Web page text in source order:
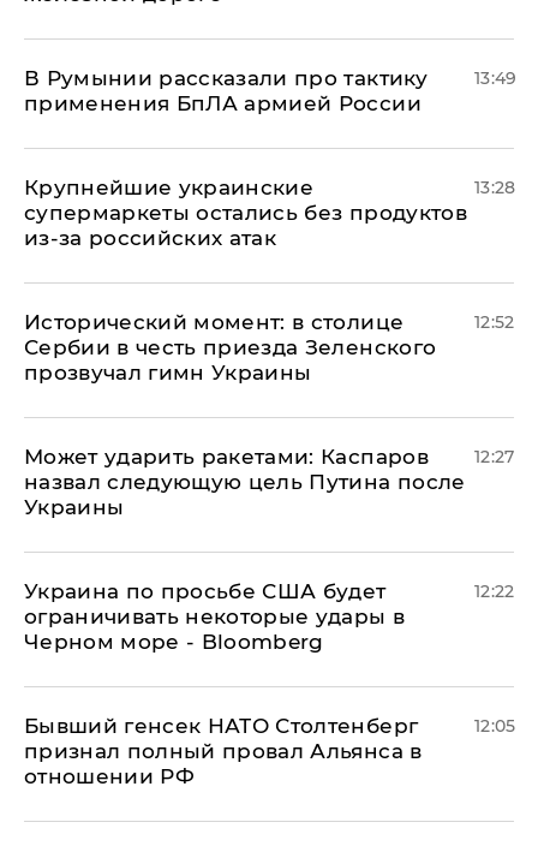
В Румынии рассказали про тактику
применения БпЛА армией России
13:49
Крупнейшие украинские
супермаркеты остались без продуктов
из-за российских атак
13:28
Исторический момент: в столице
Сербии в честь приезда Зеленского
прозвучал гимн Украины
12:52
Может ударить ракетами: Каспаров
назвал следующую цель Путина после
Украины
12:27
Украина по просьбе США будет
ограничивать некоторые удары в
Черном море - Bloomberg
12:22
Бывший генсек НАТО Столтенберг
признал полный провал Альянса в
отношении РФ
12:05